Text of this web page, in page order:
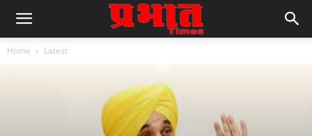
Home Latest